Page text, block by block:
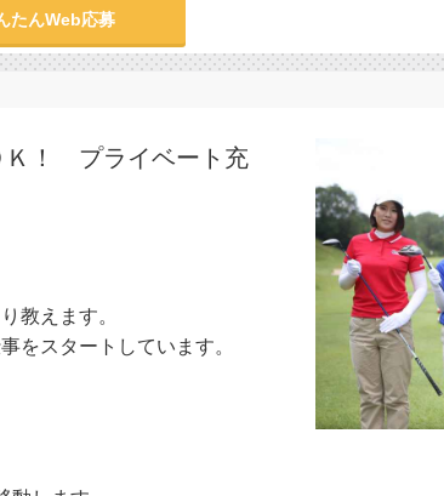
たんWeb応募
Ｋ！ プライベート充
教えます。
をスタートしています。